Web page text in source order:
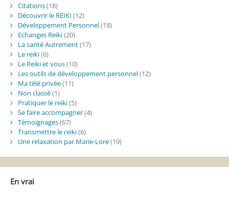
Citations(18)
Découvrir le REIKI (12)
Développement Personnel(18)
Echanges Reiki(20)
La santé Autrement(17)
Le reiki(6)
Le Reiki et vous(10)
Les outils de développement personnel(12)
Ma télé privée(11)
Non classé(1)
Pratiquer le reiki(5)
Se faire accompagner(4)
Témoignages(67)
Transmettre le reiki(6)
Une relaxation par Marie-Lore(19)
En vrai